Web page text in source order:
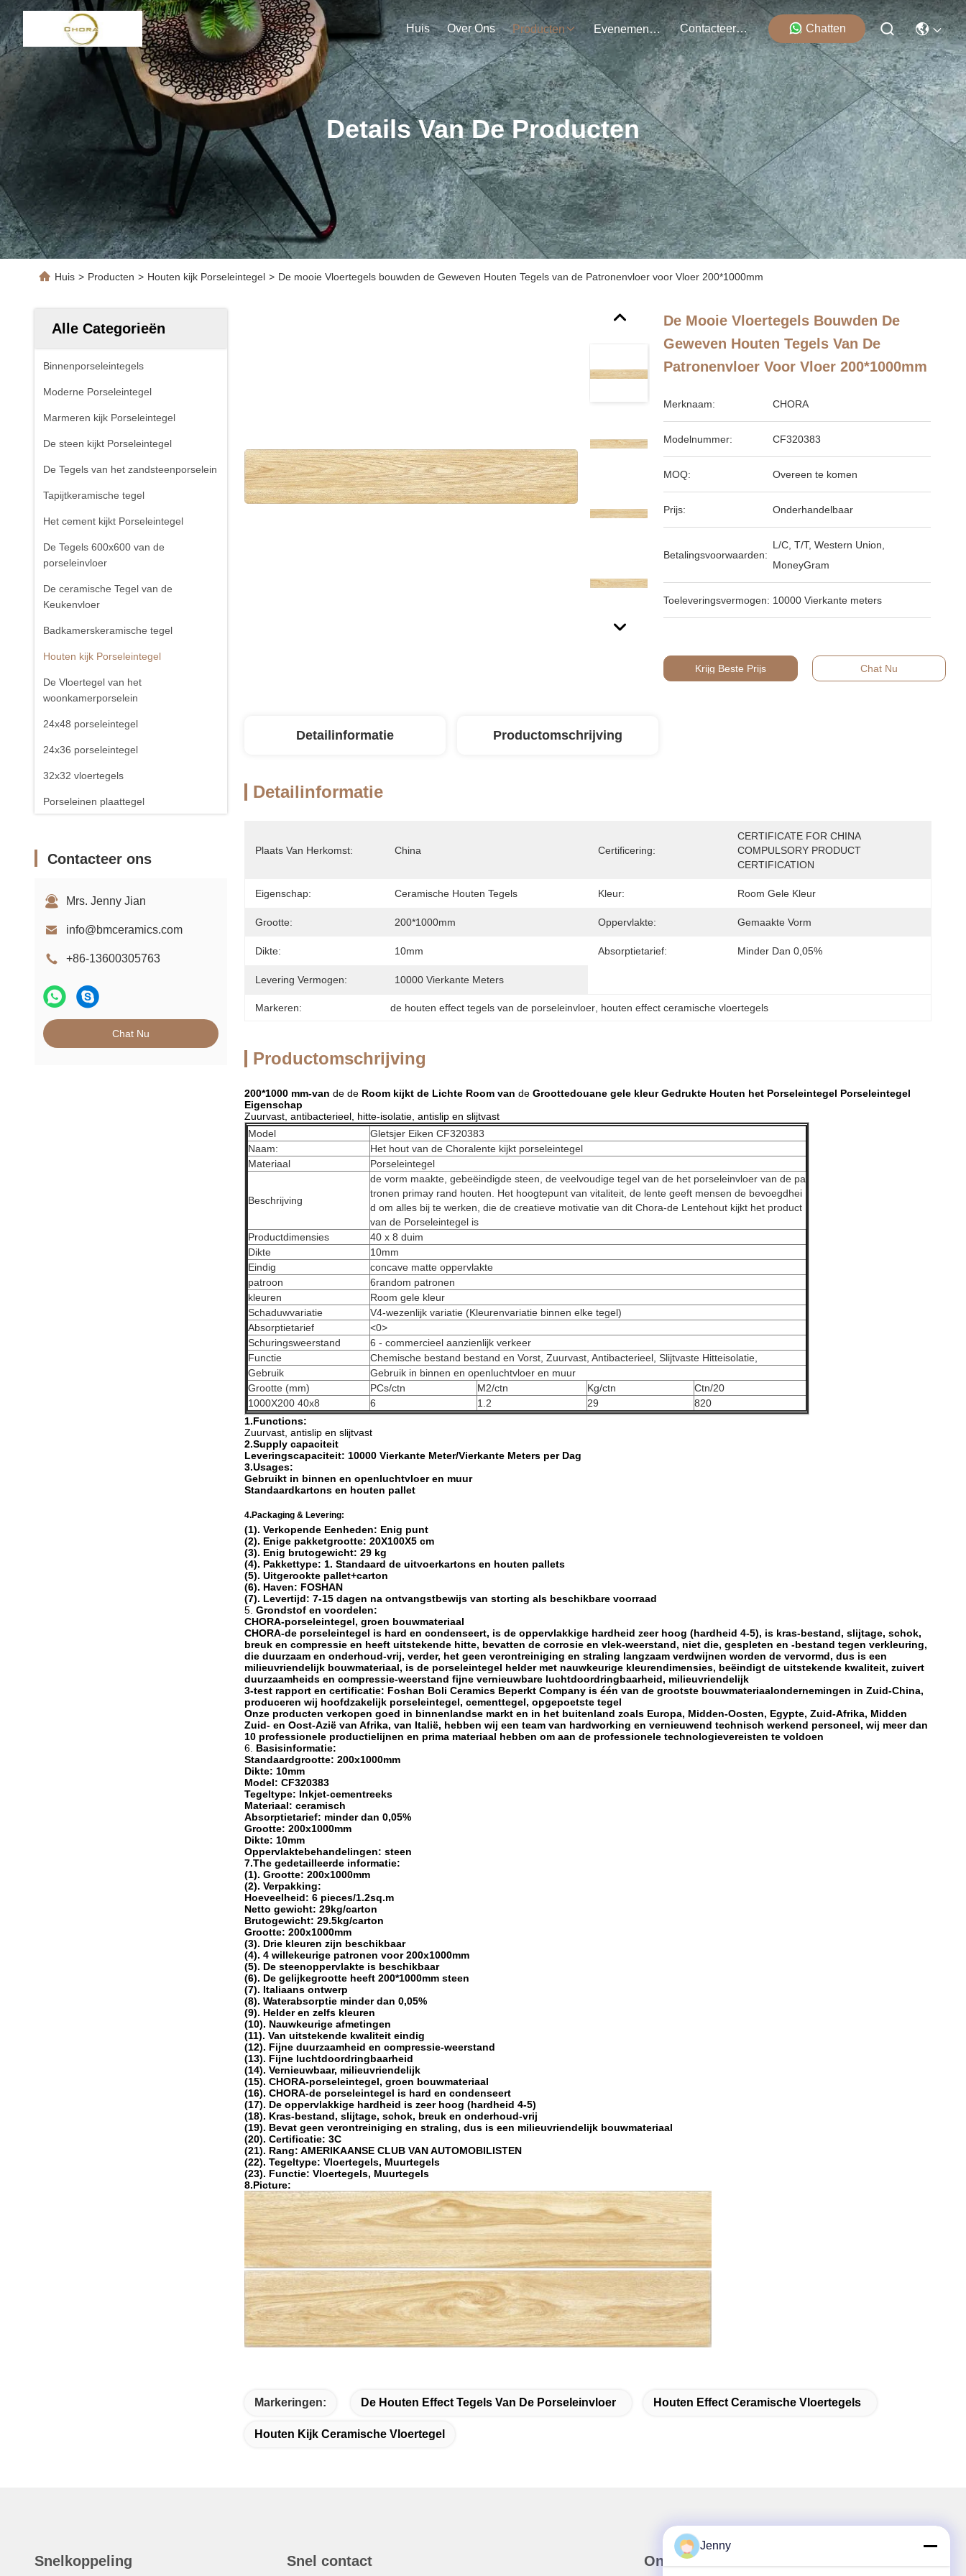
Huis Over Ons Producten Evenementen Contacteer Ons Chatten
Details Van De Producten
Huis > Producten > Houten kijk Porseleintegel > De mooie Vloertegels bouwden de Geweven Houten Tegels van de Patronenvloer voor Vloer 200*1000mm
Alle Categorieën
Binnenporseleintegels
Moderne Porseleintegel
Marmeren kijk Porseleintegel
De steen kijkt Porseleintegel
De Tegels van het zandsteenporselein
Tapijtkeramische tegel
Het cement kijkt Porseleintegel
De Tegels 600x600 van de
porseleinvloer
De ceramische Tegel van de
Keukenvloer
Badkamerskeramische tegel
Houten kijk Porseleintegel
De Vloertegel van het
woonkamerporselein
24x48 porseleintegel
24x36 porseleintegel
32x32 vloertegels
Porseleinen plaattegel
Contacteer ons
Mrs. Jenny Jian
info@bmceramics.com
+86-13600305763
Chat Nu
De Mooie Vloertegels Bouwden De
Geweven Houten Tegels Van De
Patronenvloer Voor Vloer 200*1000mm
Merknaam: CHORA
Modelnummer: CF320383
MOQ: Overeen te komen
Prijs: Onderhandelbaar
Betalingsvoorwaarden:
L/C, T/T, Western Union,
MoneyGram
Toeleveringsvermogen: 10000 Vierkante meters
Krijg Beste Prijs Chat Nu
Detailinformatie Productomschrijving
Detailinformatie
Plaats Van Herkomst: China Certificering:
CERTIFICATE FOR CHINA
COMPULSORY PRODUCT
CERTIFICATION
Eigenschap: Ceramische Houten Tegels Kleur: Room Gele Kleur
Grootte: 200*1000mm Oppervlakte: Gemaakte Vorm
Dikte: 10mm Absorptietarief: Minder Dan 0,05%
Levering Vermogen: 10000 Vierkante Meters
Markeren: de houten effect tegels van de porseleinvloer houten effect ceramische vloertegels
Productomschrijving
200*1000 mm-van de de Room kijkt de Lichte Room van de Groottedouane gele kleur Gedrukte Houten het Porseleintegel Porseleintegel
Eigenschap
Zuurvast, antibacterieel, hitte-isolatie, antislip en slijtvast
Model
Gletsjer Eiken CF320383
Naam:
Het hout van de Choralente kijkt porseleintegel
Materiaal
Porseleintegel
Beschrijving
de vorm maakte, gebeëindigde steen, de veelvoudige tegel van de het porseleinvloer van de pa
tronen primay rand houten. Het hoogtepunt van vitaliteit, de lente geeft mensen de bevoegdhei
d om alles bij te werken, die de creatieve motivatie van dit Chora-de Lentehout kijkt het product
van de Porseleintegel is
Productdimensies
40 x 8 duim
Dikte
10mm
Eindig
concave matte oppervlakte
patroon
6random patronen
kleuren
Room gele kleur
Schaduwvariatie
V4-wezenlijk variatie (Kleurenvariatie binnen elke tegel)
Absorptietarief
<0>
Schuringsweerstand
6 - commercieel aanzienlijk verkeer
Functie
Chemische bestand bestand en Vorst, Zuurvast, Antibacterieel, Slijtvaste Hitteisolatie,
Gebruik
Gebruik in binnen en openluchtvloer en muur
Grootte (mm)
PCs/ctn M2/ctn Kg/ctn
Ctn/20
1000X200 40x8
6 1.2 29
820
1.Functions:
Zuurvast, antislip en slijtvast
2.Supply capaciteit
Leveringscapaciteit: 10000 Vierkante Meter/Vierkante Meters per Dag
3.Usages:
Gebruikt in binnen en openluchtvloer en muur
Standaardkartons en houten pallet
4.Packaging & Levering:
(1). Verkopende Eenheden: Enig punt
(2). Enige pakketgrootte: 20X100X5 cm
(3). Enig brutogewicht: 29 kg
(4). Pakkettype: 1. Standaard de uitvoerkartons en houten pallets
(5). Uitgerookte pallet+carton
(6). Haven: FOSHAN
(7). Levertijd: 7-15 dagen na ontvangstbewijs van storting als beschikbare voorraad
5. Grondstof en voordelen:
CHORA-porseleintegel, groen bouwmateriaal
CHORA-de porseleintegel is hard en condenseert, is de oppervlakkige hardheid zeer hoog (hardheid 4-5), is kras-bestand, slijtage, schok,
breuk en compressie en heeft uitstekende hitte, bevatten de corrosie en vlek-weerstand, niet die, gespleten en -bestand tegen verkleuring,
die duurzaam en onderhoud-vrij, verder, het geen verontreiniging en straling langzaam verdwijnen worden de vervormd, dus is een
milieuvriendelijk bouwmateriaal, is de porseleintegel helder met nauwkeurige kleurendimensies, beëindigt de uitstekende kwaliteit, zuivert
duurzaamheids en compressie-weerstand fijne vernieuwbare luchtdoordringbaarheid, milieuvriendelijk
3-test rapport en certificatie: Foshan Boli Ceramics Beperkt Company is één van de grootste bouwmateriaalondernemingen in Zuid-China,
produceren wij hoofdzakelijk porseleintegel, cementtegel, opgepoetste tegel
Onze producten verkopen goed in binnenlandse markt en in het buitenland zoals Europa, Midden-Oosten, Egypte, Zuid-Afrika, Midden
Zuid- en Oost-Azië van Afrika, van Italië, hebben wij een team van hardworking en vernieuwend technisch werkend personeel, wij meer dan
10 professionele productielijnen en prima materiaal hebben om aan de professionele technologievereisten te voldoen
6. Basisinformatie:
Standaardgrootte: 200x1000mm
Dikte: 10mm
Model: CF320383
Tegeltype: Inkjet-cementreeks
Materiaal: ceramisch
Absorptietarief: minder dan 0,05%
Grootte: 200x1000mm
Dikte: 10mm
Oppervlaktebehandelingen: steen
7.The gedetailleerde informatie:
(1). Grootte: 200x1000mm
(2). Verpakking:
Hoeveelheid: 6 pieces/1.2sq.m
Netto gewicht: 29kg/carton
Brutogewicht: 29.5kg/carton
Grootte: 200x1000mm
(3). Drie kleuren zijn beschikbaar
(4). 4 willekeurige patronen voor 200x1000mm
(5). De steenoppervlakte is beschikbaar
(6). De gelijkegrootte heeft 200*1000mm steen
(7). Italiaans ontwerp
(8). Waterabsorptie minder dan 0,05%
(9). Helder en zelfs kleuren
(10). Nauwkeurige afmetingen
(11). Van uitstekende kwaliteit eindig
(12). Fijne duurzaamheid en compressie-weerstand
(13). Fijne luchtdoordringbaarheid
(14). Vernieuwbaar, milieuvriendelijk
(15). CHORA-porseleintegel, groen bouwmateriaal
(16). CHORA-de porseleintegel is hard en condenseert
(17). De oppervlakkige hardheid is zeer hoog (hardheid 4-5)
(18). Kras-bestand, slijtage, schok, breuk en onderhoud-vrij
(19). Bevat geen verontreiniging en straling, dus is een milieuvriendelijk bouwmateriaal
(20). Certificatie: 3C
(21). Rang: AMERIKAANSE CLUB VAN AUTOMOBILISTEN
(22). Tegeltype: Vloertegels, Muurtegels
(23). Functie: Vloertegels, Muurtegels
8.Picture:
Markeringen: De Houten Effect Tegels Van De Porseleinvloer Houten Effect Ceramische Vloertegels
Houten Kijk Ceramische Vloertegel
Snelkoppeling Snel contact Onze Nieuwsbrief
Jenny